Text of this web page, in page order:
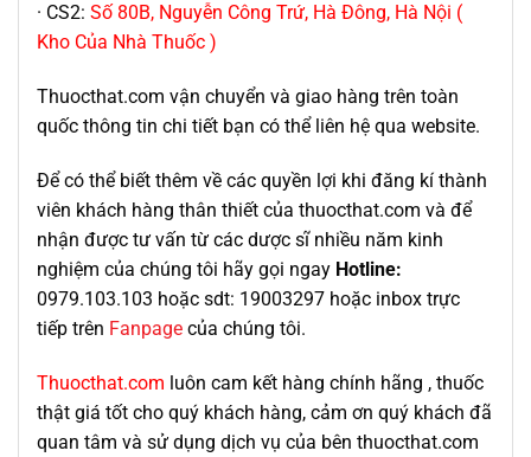
· CS2: Số 80B, Nguyễn Công Trứ, Hà Đông, Hà Nội (
Kho Của Nhà Thuốc )
Thuocthat.com vận chuyển và giao hàng trên toàn
quốc thông tin chi tiết bạn có thể liên hệ qua website.
Để có thể biết thêm về các quyền lợi khi đăng kí thành
viên khách hàng thân thiết của thuocthat.com và để
nhận được tư vấn từ các dược sĩ nhiều năm kinh
nghiệm của chúng tôi hãy gọi ngay Hotline:
0979.103.103 hoặc sdt: 19003297 hoặc inbox trực
tiếp trên Fanpage của chúng tôi.
Thuocthat.com luôn cam kết hàng chính hãng , thuốc
thật giá tốt cho quý khách hàng, cảm ơn quý khách đã
quan tâm và sử dụng dịch vụ của bên thuocthat.com